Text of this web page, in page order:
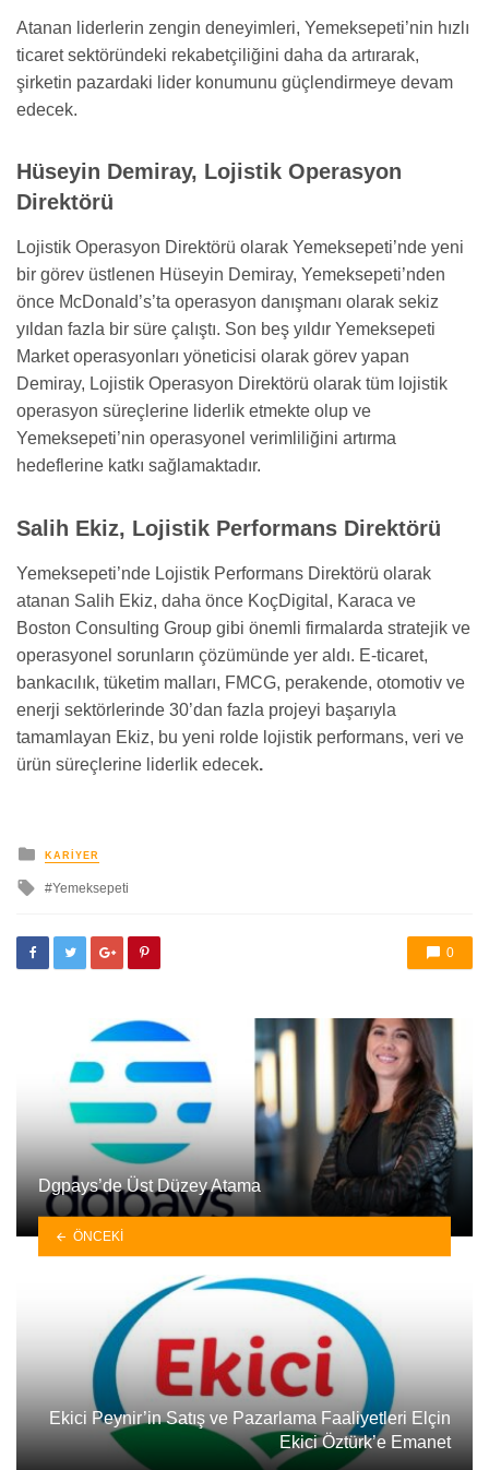
Atanan liderlerin zengin deneyimleri, Yemeksepeti’nin hızlı
ticaret sektöründeki rekabetçiliğini daha da artırarak,
şirketin pazardaki lider konumunu güçlendirmeye devam
edecek.
Hüseyin Demiray, Lojistik Operasyon
Direktörü
Lojistik Operasyon Direktörü olarak Yemeksepeti’nde yeni
bir görev üstlenen Hüseyin Demiray, Yemeksepeti’nden
önce McDonald’s’ta operasyon danışmanı olarak sekiz
yıldan fazla bir süre çalıştı. Son beş yıldır Yemeksepeti
Market operasyonları yöneticisi olarak görev yapan
Demiray, Lojistik Operasyon Direktörü olarak tüm lojistik
operasyon süreçlerine liderlik etmekte olup ve
Yemeksepeti’nin operasyonel verimliliğini artırma
hedeflerine katkı sağlamaktadır.
Salih Ekiz, Lojistik Performans Direktörü
Yemeksepeti’nde Lojistik Performans Direktörü olarak
atanan Salih Ekiz, daha önce KoçDigital, Karaca ve
Boston Consulting Group gibi önemli firmalarda stratejik ve
operasyonel sorunların çözümünde yer aldı. E-ticaret,
bankacılık, tüketim malları, FMCG, perakende, otomotiv ve
enerji sektörlerinde 30’dan fazla projeyi başarıyla
tamamlayan Ekiz, bu yeni rolde lojistik performans, veri ve
ürün süreçlerine liderlik edecek.
yayınlanan
KARIYER
ileYemeksepeti
0
Dgpays’de Üst Düzey Atama
ÖNCEKI
Ekici Peynir’in Satış ve Pazarlama Faaliyetleri Elçin
Ekici Öztürk’e Emanet